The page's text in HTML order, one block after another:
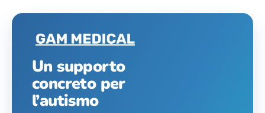
Un supporto
concreto per
l’autismo